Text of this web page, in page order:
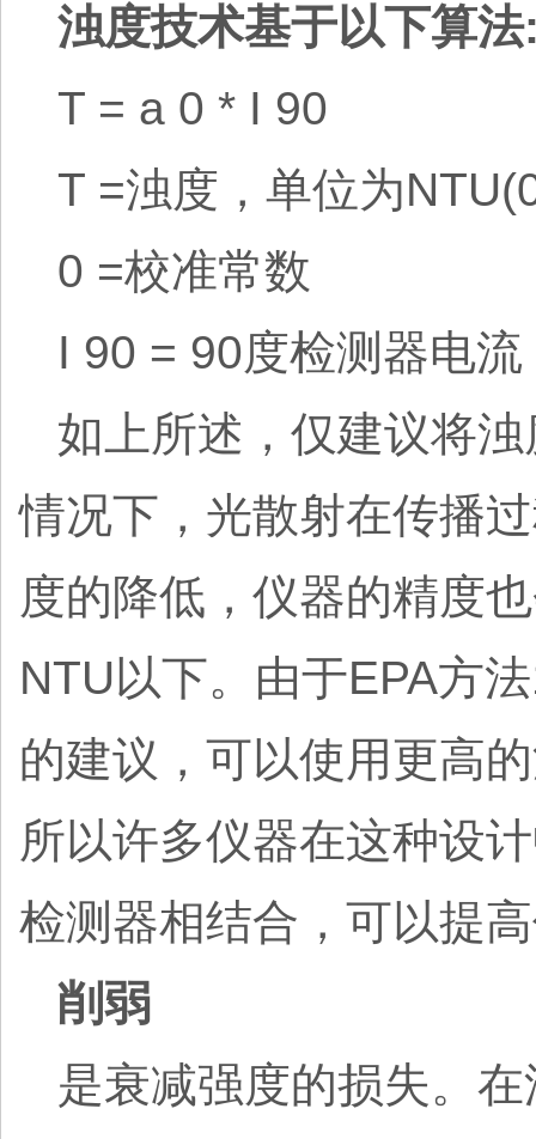
浊度技术基于以下算法
T = a 0 * I 90
T =浊度，单位为
0 =校准常数
I 90 = 90度检测器电流
如上所述，仅建议将
情况下，光散射在传播
度的降低，仪器的精度
NTU以下。由于EPA方
的建议，可以使用更高
所以许多仪器在这种设
检测器相结合，可以提
削弱
是衰减强度的损失。